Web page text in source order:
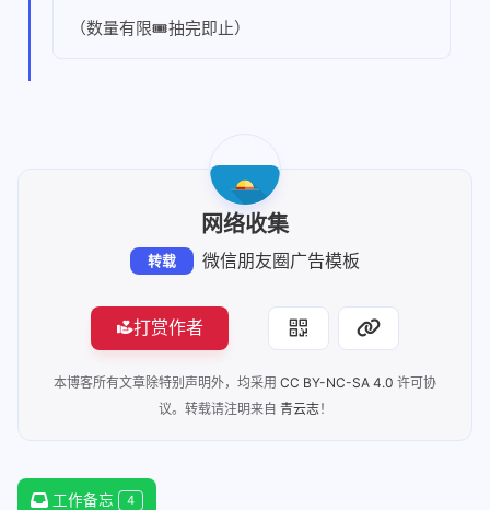
（数量有限🎟抽完即止）
网络收集
转载 微信朋友圈广告模板
打赏作者
本博客所有文章除特别声明外，均采用 CC BY-NC-SA 4.0 许可协
议。转载请注明来自 青云志！
工作备忘 4